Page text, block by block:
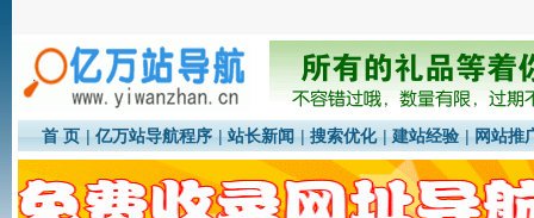
首 页 |亿万站导航程序 |站长新闻 |搜索优化 |建站经验 |网站推